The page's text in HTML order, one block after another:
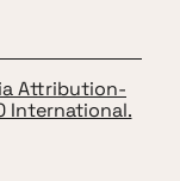
Attribution-
International.